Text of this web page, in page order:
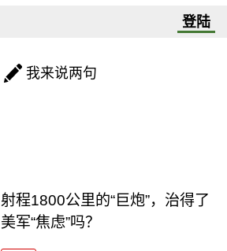
登陆
我来说两句
射程1800公里的“巨炮”，治得了
美军“焦虑”吗？